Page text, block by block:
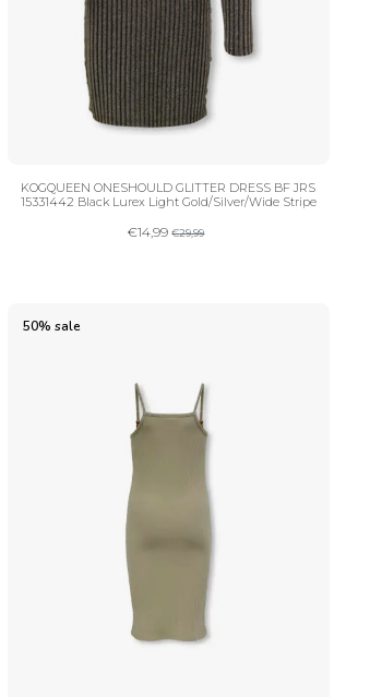
KOGQUEEN ONESHOULD GLITTER DRESS BF JRS
15331442 Black Lurex Light Gold/Silver/Wide Stripe
€14,99€29,99
50% sale